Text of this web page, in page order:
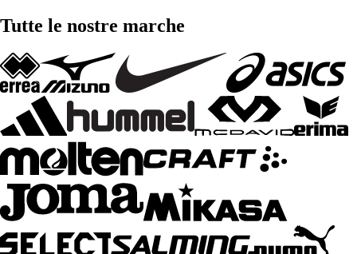
Tutte le nostre marche